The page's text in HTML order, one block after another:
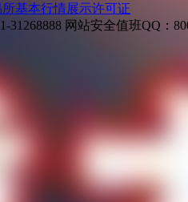
基本行情展示许可证
31268888 网站安全值班QQ：